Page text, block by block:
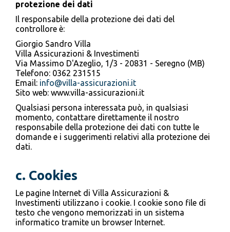
protezione dei dati
Il responsabile della protezione dei dati del
controllore è:
Giorgio Sandro Villa
Villa Assicurazioni & Investimenti
Via Massimo D'Azeglio, 1/3 - 20831 - Seregno (MB)
Telefono: 0362 231515
Email: info@villa-assicurazioni.it
Sito web: www.villa-assicurazioni.it
Qualsiasi persona interessata può, in qualsiasi
momento, contattare direttamente il nostro
responsabile della protezione dei dati con tutte le
domande e i suggerimenti relativi alla protezione dei
dati.
c. Cookies
Le pagine Internet di Villa Assicurazioni &
Investimenti utilizzano i cookie. I cookie sono file di
testo che vengono memorizzati in un sistema
informatico tramite un browser Internet.